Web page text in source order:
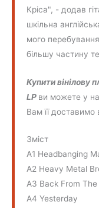
Кріса", - додав
шкільна
мого
більшу частину
Купити вінілову
LP ви можете у
Вам її доставимо
Зміст
A1 Headbanging
A2 Heavy Metal
A3 Back From The
A4 Yesterday